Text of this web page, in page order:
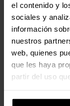
el contenido y
sociales y
información
nuestros
web, quienes
que les haya
partir del uso